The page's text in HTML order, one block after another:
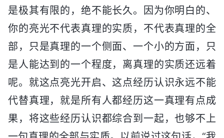
是极其有限的，绝不能长久。因为你明白的、
你的亮光不代表真理的实质，不代表真理的全
部，只是真理的一个侧面、一个小的方面，只
是人能达到的一个程度，离真理的实质还远着
呢。就这点亮光开启、这点经历认识永远不能
代替真理，就是所有人都经历这一真理有点成
果，将这些经历认识都综合到一起，也够不上